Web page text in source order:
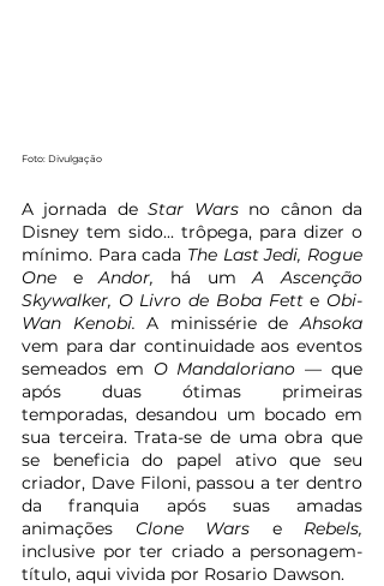
Foto: Divulgação
A jornada de Star Wars no cânon da
Disney tem sido... trôpega, para dizer o
mínimo. Para cada The Last Jedi, Rogue
One e Andor, há um A Ascenção
Skywalker, O Livro de Boba Fett e Obi-
Wan Kenobi. A minissérie de
vem para dar continuidade aos eventos
semeados em O Mandaloriano — que
após duas ótimas primeiras
temporadas, desandou um bocado em
sua terceira. Trata-se de uma obra que
se beneficia do papel ativo que seu
criador, Dave Filoni, passou a ter dentro
da franquia após suas amadas
animações Clone Wars e
inclusive por ter criado a personagem-
título, aqui vivida por Rosario Dawson.